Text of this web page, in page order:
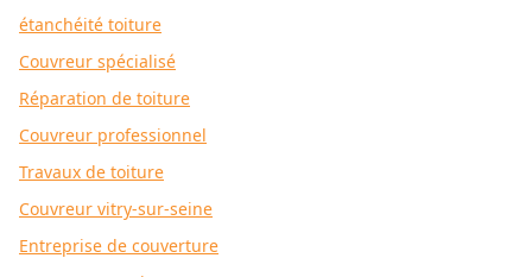
étanchéité toiture
Couvreur spécialisé
Réparation de toiture
Couvreur professionnel
Travaux de toiture
Couvreur vitry-sur-seine
Entreprise de couverture